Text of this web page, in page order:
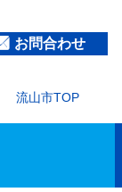
お問合わせ
流山市TOP